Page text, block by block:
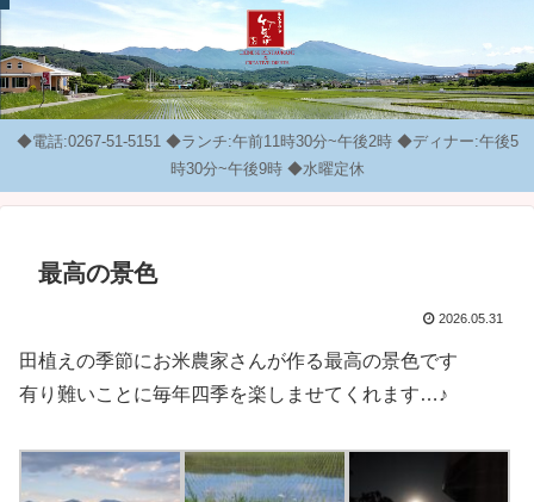
◆電話:0267-51-5151 ◆ランチ:午前11時30分~午後2時 ◆ディナー:午後5
時30分~午後9時 ◆水曜定休
最高の景色
2026.05.31
田植えの季節にお米農家さんが作る最高の景色です
有り難いことに毎年四季を楽しませてくれます…♪︎